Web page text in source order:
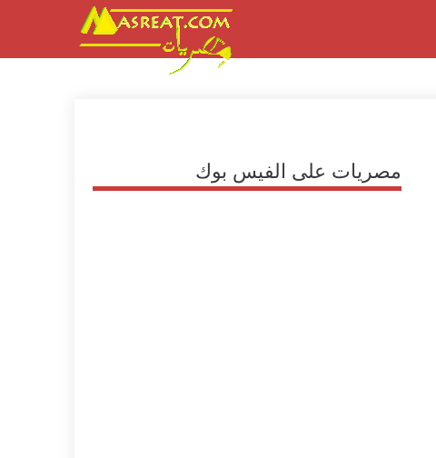
مصريات على الفيس بوك